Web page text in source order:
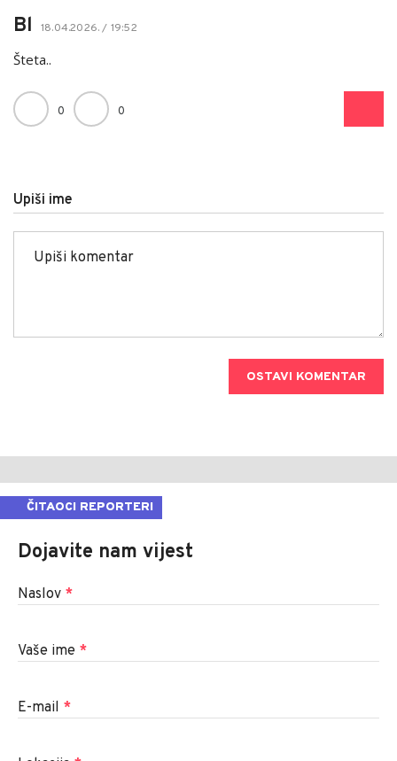
Bl 18.04.2026. / 19:52
Šteta..
0 0
Upiši ime
OSTAVI KOMENTAR
ČITAOCI REPORTERI
Dojavite nam vijest
Naslov *
Vaše ime *
E-mail *